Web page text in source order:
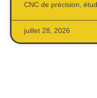
CNC de précision,
juillet 28, 2026